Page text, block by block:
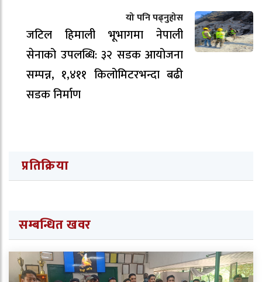
यो पनि पढ्नुहोस
जटिल हिमाली भूभागमा नेपाली
सेनाको उपलब्धि: ३२ सडक आयोजना
सम्पन्न, १,४११ किलोमिटरभन्दा बढी
सडक निर्माण
प्रतिक्रिया
सम्बन्धित खवर